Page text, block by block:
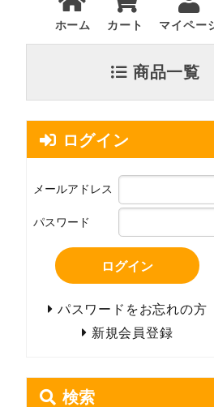
ホーム カート マイペー
商品一覧
ログイン
メールアドレス
パスワード
ログイン
パスワードをお忘れの方
新規会員登録
検索